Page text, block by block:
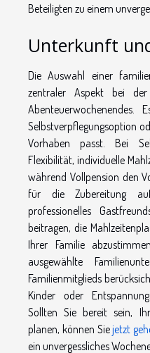
Beteiligten zu einem
Unterkunft
Die Auswahl einer
zentraler Aspekt bei der
Selbstverpflegungsoption
Vorhaben passt. Bei
Flexibilität, individuelle
während Vollpension den
für die Zubereitung
professionelles
beitragen, die
Ihrer Familie
ausgewählte
Familienmitglieds
Kinder oder
Sollten Sie bereit sein,
planen, können Siejetzt
ein unvergessliches